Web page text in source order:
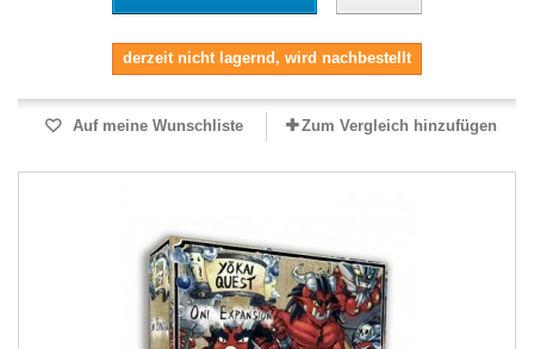
derzeit nicht lagernd, wird nachbestellt
Auf meine Wunschliste Zum Vergleich hinzufügen